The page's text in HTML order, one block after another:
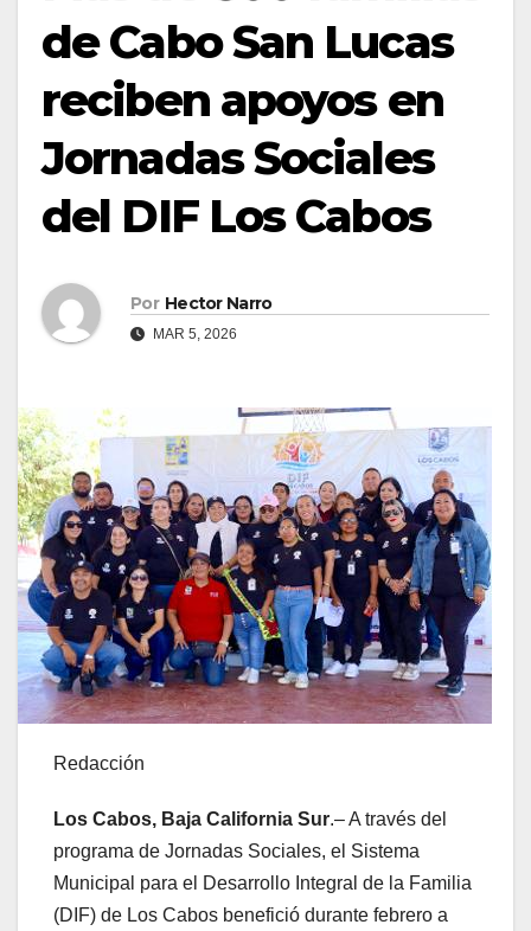
de Cabo San Lucas
reciben apoyos en
Jornadas Sociales
del DIF Los Cabos
Por Hector Narro
MAR 5, 2026
Redacción
Los Cabos, Baja California Sur.– A través del
programa de Jornadas Sociales, el Sistema
Municipal para el Desarrollo Integral de la Familia
(DIF) de Los Cabos benefició durante febrero a